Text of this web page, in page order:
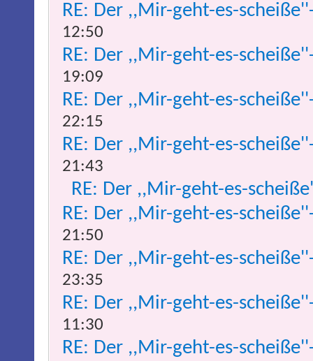
RE: Der ,,Mir-geht-es-
12:50
RE: Der ,,Mir-geht-es-
19:09
RE: Der ,,Mir-geht-es-
22:15
RE: Der ,,Mir-geht-es-
21:43
RE: Der ,,Mir-geht-es-
RE: Der ,,Mir-geht-es-
21:50
RE: Der ,,Mir-geht-es-
23:35
RE: Der ,,Mir-geht-es-
11:30
RE: Der ,,Mir-geht-es-